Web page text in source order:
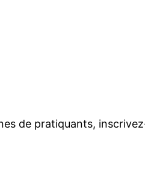
de pratiquants,